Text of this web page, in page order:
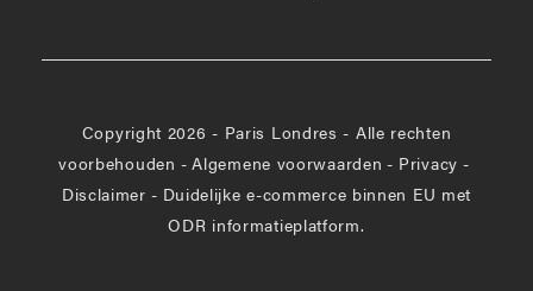
Copyright 2026 - Paris Londres - Alle rechten
voorbehouden - Algemene voorwaarden - Privacy -
Disclaimer - Duidelijke e-commerce binnen EU met
ODR informatieplatform.